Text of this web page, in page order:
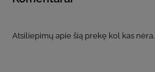
Atsiliepimų apie šią prekę kol kas nėra.